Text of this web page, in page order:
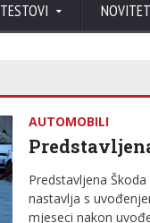
TESTOVI
AUTOMOBILI
Predstavljena
nastavlja s
mjeseci nakon